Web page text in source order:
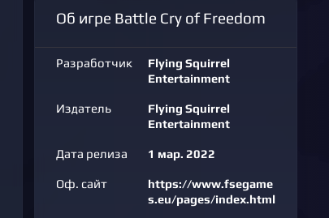
Об игре Battle Cry of Freedom
Разработчик
Flying Squirrel
Entertainment
Издатель
Flying Squirrel
Entertainment
Дата релиза 1 мар. 2022
Оф. сайт
https://www.fsegame
s.eu/pages/index.html